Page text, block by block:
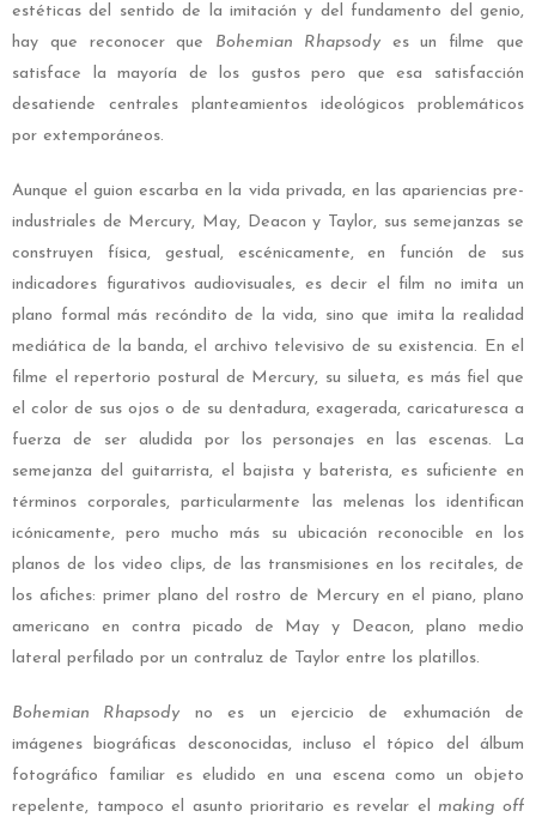
estéticas del sentido de la imitación y del fundamento del genio,
hay que reconocer que Bohemian Rhapsodyes un filme que
satisface la mayoría de los gustos pero que esa satisfacción
desatiende centrales planteamientos ideológicos problemáticos
por extemporáneos.
Aunque el guion escarba en la vida privada, en las apariencias pre-
industriales de Mercury, May, Deacon y Taylor, sus semejanzas se
construyen física, gestual, escénicamente, en función de sus
indicadores figurativos audiovisuales, es decir el film no imita un
plano formal más recóndito de la vida, sino que imita la realidad
mediática de la banda, el archivo televisivo de su existencia. En el
filme el repertorio postural de Mercury, su silueta, es más fiel que
el color de sus ojos o de su dentadura, exagerada, caricaturesca a
fuerza de ser aludida por los personajes en las escenas. La
semejanza del guitarrista, el bajista y baterista, es suficiente en
términos corporales, particularmente las melenas los identifican
icónicamente, pero mucho más su ubicación reconocible en los
planos de los video clips, de las transmisiones en los recitales, de
los afiches: primer plano del rostro de Mercury en el piano, plano
americano en contra picado de May y Deacon, plano medio
lateral perfilado por un contraluz de Taylor entre los platillos.
Bohemian Rhapsody no es un ejercicio de exhumación de
imágenes biográficas desconocidas, incluso el tópico del álbum
fotográfico familiar es eludido en una escena como un objeto
repelente, tampoco el asunto prioritario es revelar el making off